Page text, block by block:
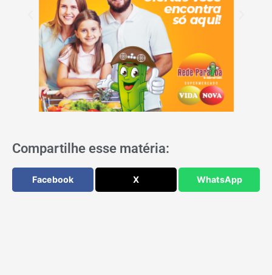
Compartilhe esse matéria:
Facebook X WhatsApp